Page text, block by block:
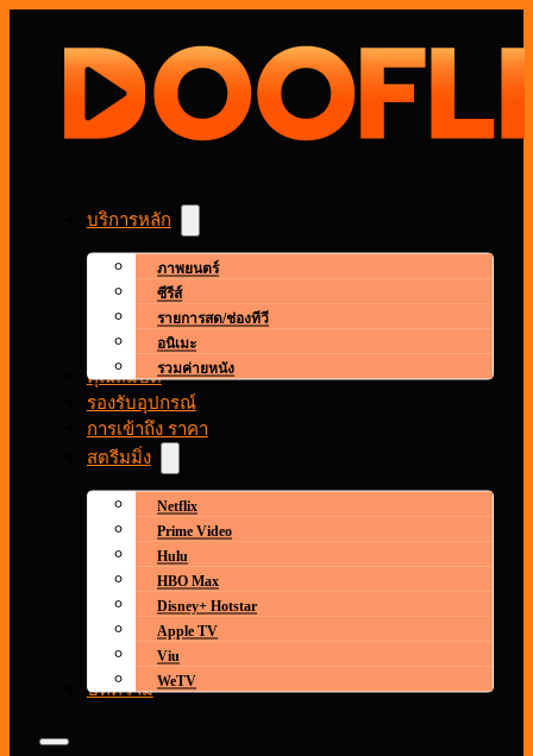
บริการหลัก
ภาพยนตร์
ซีรีส์
รายการสด/ช่องทีวี
อนิเมะ
รวมค่ายหนัง
คุณสมบัติ
รองรับอุปกรณ์
การเข้าถึง ราคา
สตรีมมิ่ง
Netflix
Prime Video
Hulu
HBO Max
Disney+ Hotstar
Apple TV
Viu
WeTV
บทความ